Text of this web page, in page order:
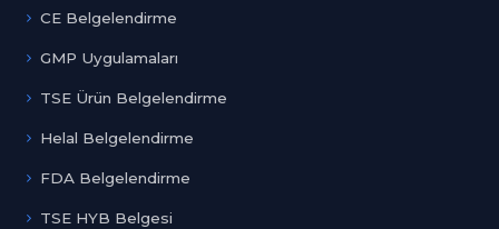
CE Belgelendirme
GMP Uygulamaları
TSE Ürün Belgelendirme
Helal Belgelendirme
FDA Belgelendirme
TSE HYB Belgesi